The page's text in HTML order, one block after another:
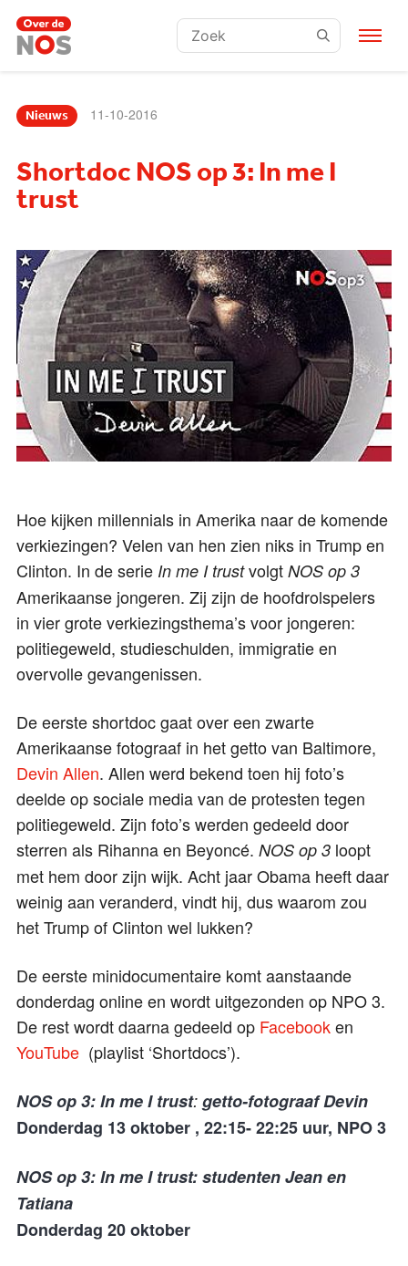
Zoeken:
Nieuws 11-10-2016
Shortdoc NOS op 3: In me I
trust
Hoe kijken millennials in Amerika naar de komende
verkiezingen? Velen van hen zien niks in Trump en
Clinton. In de serie In me I trustvolgt NOS op 3
Amerikaanse jongeren. Zij zijn de hoofdrolspelers
in vier grote verkiezingsthema’s voor jongeren:
politiegeweld, studieschulden, immigratie en
overvolle gevangenissen.
De eerste shortdoc gaat over een zwarte
Amerikaanse fotograaf in het getto van Baltimore,
Devin Allen. Allen werd bekend toen hij foto’s
deelde op sociale media van de protesten tegen
politiegeweld. Zijn foto’s werden gedeeld door
sterren als Rihanna en Beyoncé. NOS op 3 loopt
met hem door zijn wijk. Acht jaar Obama heeft daar
weinig aan veranderd, vindt hij, dus waarom zou
het Trump of Clinton wel lukken?
De eerste minidocumentaire komt aanstaande
donderdag online en wordt uitgezonden op NPO 3.
De rest wordt daarna gedeeld op Facebooken
YouTube (playlist ‘Shortdocs’).
NOS op 3: In me I trust: getto-fotograaf Devin
Donderdag 13 oktober , 22:15- 22:25 uur, NPO 3
NOS op 3: In me I trust: studenten Jean en
Tatiana
Donderdag 20 oktober